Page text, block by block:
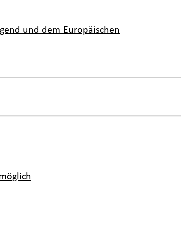
und dem Europäischen